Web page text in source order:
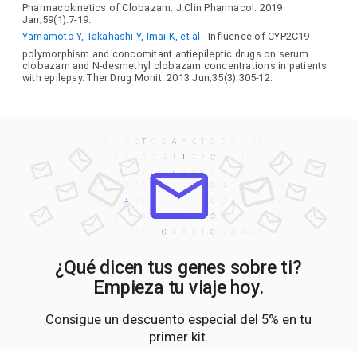
Pharmacokinetics of Clobazam. J Clin Pharmacol. 2019
Jan;59(1):7-19.
Yamamoto Y, Takahashi Y, Imai K, et al. Influence of CYP2C19
polymorphism and concomitant antiepileptic drugs on serum
clobazam and N-desmethyl clobazam concentrations in patients
with epilepsy. Ther Drug Monit. 2013 Jun;35(3):305-12.
¿Qué dicen tus genes sobre ti?
Empieza tu viaje hoy.
Consigue un descuento especial del 5% en tu
primer kit.